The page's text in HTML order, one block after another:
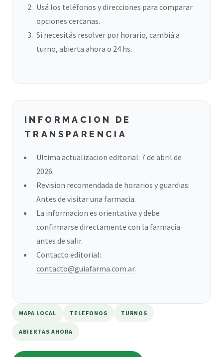
Usá los teléfonos y direcciones para comparar
opciones cercanas.
Si necesitás resolver por horario, cambiá a
turno, abierta ahora o 24 hs.
INFORMACION DE
TRANSPARENCIA
Ultima actualizacion editorial: 7 de abril de
2026.
Revision recomendada de horarios y guardias:
Antes de visitar una farmacia.
La informacion es orientativa y debe
confirmarse directamente con la farmacia
antes de salir.
Contacto editorial:
contacto@guiafarma.com.ar.
MAPA LOCAL TELEFONOS TURNOS
ABIERTAS AHORA